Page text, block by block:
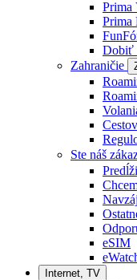
Prima
Prima
Dobiť
Zahraničie
Ste náš
eSIM
Internet, TV